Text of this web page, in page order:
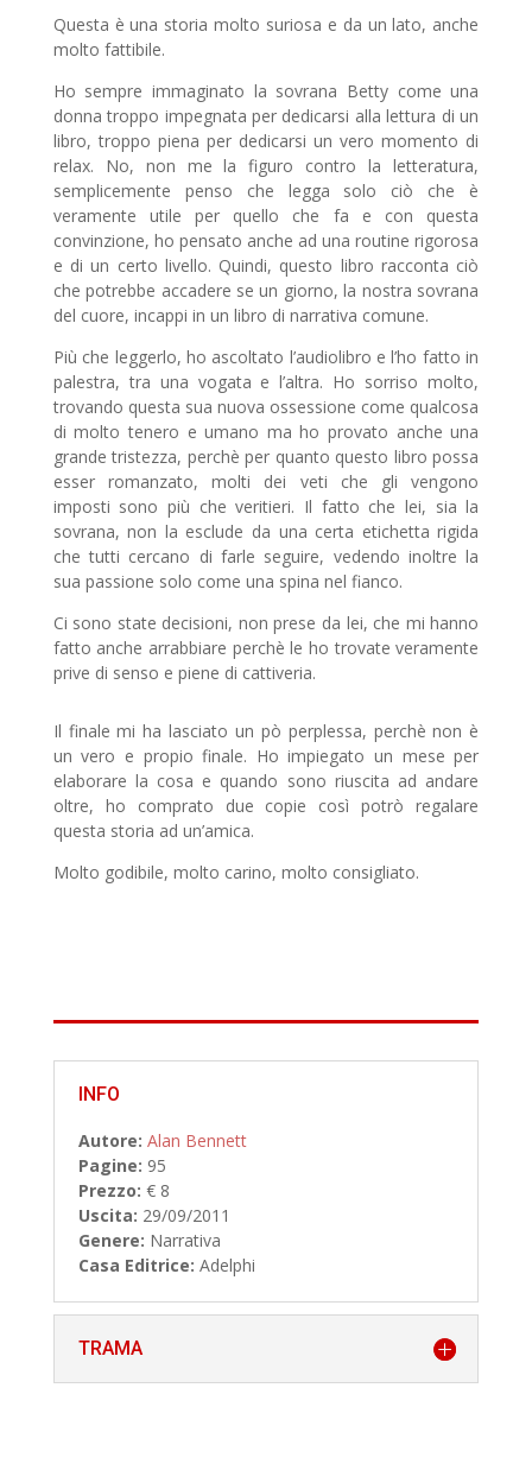
Questa è una storia molto suriosa e da un lato, anche
molto fattibile.
Ho sempre immaginato la sovrana Betty come una
donna troppo impegnata per dedicarsi alla lettura di un
libro, troppo piena per dedicarsi un vero momento di
relax. No, non me la figuro contro la letteratura,
semplicemente penso che legga solo ciò che è
veramente utile per quello che fa e con questa
convinzione, ho pensato anche ad una routine rigorosa
e di un certo livello. Quindi, questo libro racconta ciò
che potrebbe accadere se un giorno, la nostra sovrana
del cuore, incappi in un libro di narrativa comune.
Più che leggerlo, ho ascoltato l’audiolibro e l’ho fatto in
palestra, tra una vogata e l’altra. Ho sorriso molto,
trovando questa sua nuova ossessione come qualcosa
di molto tenero e umano ma ho provato anche una
grande tristezza, perchè per quanto questo libro possa
esser romanzato, molti dei veti che gli vengono
imposti sono più che veritieri. Il fatto che lei, sia la
sovrana, non la esclude da una certa etichetta rigida
che tutti cercano di farle seguire, vedendo inoltre la
sua passione solo come una spina nel fianco.
Ci sono state decisioni, non prese da lei, che mi hanno
fatto anche arrabbiare perchè le ho trovate veramente
prive di senso e piene di cattiveria.
Il finale mi ha lasciato un pò perplessa, perchè non è
un vero e propio finale. Ho impiegato un mese per
elaborare la cosa e quando sono riuscita ad andare
oltre, ho comprato due copie così potrò regalare
questa storia ad un’amica.
Molto godibile, molto carino, molto consigliato.
INFO
Autore: Alan Bennett
Pagine: 95
Prezzo: € 8
Uscita: 29/09/2011
Genere: Narrativa
Casa Editrice: Adelphi
TRAMA